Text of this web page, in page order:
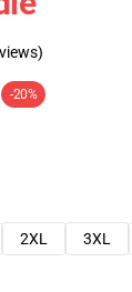
-20%
2XL 3XL